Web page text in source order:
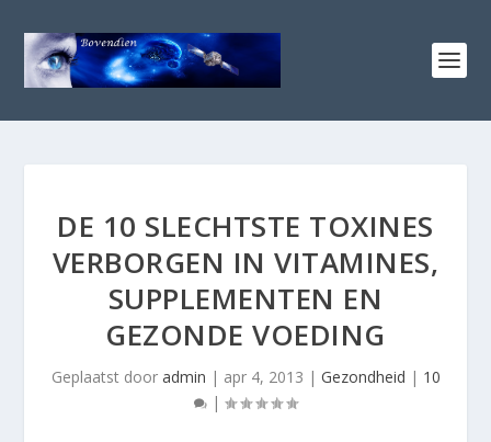
DE 10 SLECHTSTE TOXINES
VERBORGEN IN VITAMINES,
SUPPLEMENTEN EN
GEZONDE VOEDING
Geplaatst door admin | apr 4, 2013 | Gezondheid | 10
|